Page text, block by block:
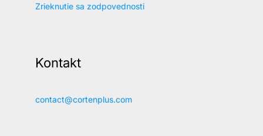
Zrieknutie sa zodpovednosti
Kontakt
contact@cortenplus.com